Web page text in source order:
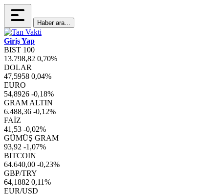
Haber ara...
Giriş Yap
BIST 100
13.798,82 0,70%
DOLAR
47,5958 0,04%
EURO
54,8926 -0,18%
GRAM ALTIN
6.488,36 -0,12%
FAİZ
41,53 -0,02%
GÜMÜŞ GRAM
93,92 -1,07%
BITCOIN
64.640,00 -0,23%
GBP/TRY
64,1882 0,11%
EUR/USD